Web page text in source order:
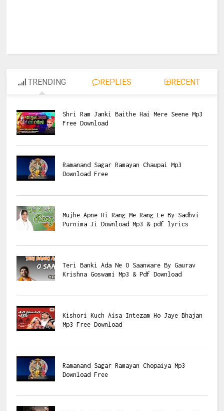
TRENDING REPLIES RECENT
Shri Ram Janki Baithe Hai Mere Seene Mp3
Free Download
Ramanand Sagar Ramayan Chaupai Mp3
Download Free
Mujhe Apne Hi Rang Me Rang Le By Sadhvi
Purnima Ji Download Mp3 & pdf lyrics
Teri Banki Ada Ne O Saanware By Gaurav
Krishna Goswami Mp3 & Pdf Download
Kishori Kuch Aisa Intezam Ho Jaye Bhajan
Mp3 Free Download
Ramanand Sagar Ramayan Chopaiya Mp3
Download Free